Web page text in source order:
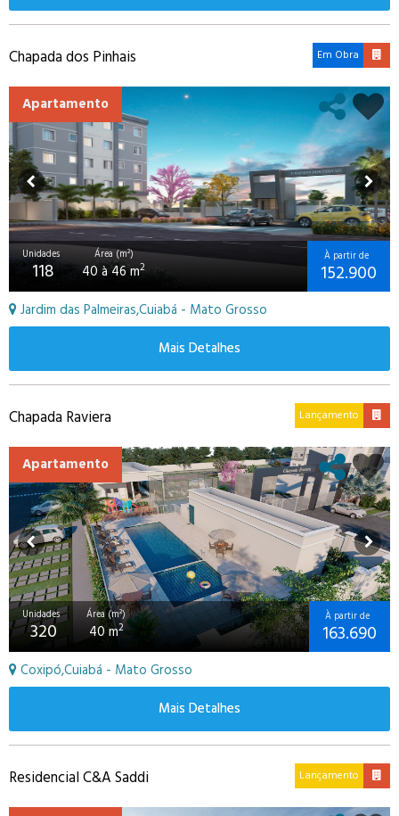
Chapada dos Pinhais Em Obra
Apartamento
Unidades
118
Área (m²)
40 à 46 m2
À partir de
152.900
Jardim das Palmeiras,Cuiabá - Mato Grosso
Mais Detalhes
Chapada Raviera Lançamento
Apartamento
Unidades
320
Área (m²)
40 m2
À partir de
163.690
Coxipó,Cuiabá - Mato Grosso
Mais Detalhes
Residencial C&A Saddi Lançamento